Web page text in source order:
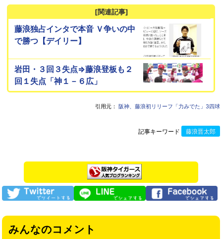
[関連記事]
藤浪独占インタで本音 Ｖ争いの中
で勝つ【デイリー】
岩田・３回３失点⇒藤浪登板も２
回１失点「神１－６広」
引用元： 阪神、藤浪初リリーフ「力みでた」3四球
記事キーワード 藤浪晋太郎
みんなのコメント